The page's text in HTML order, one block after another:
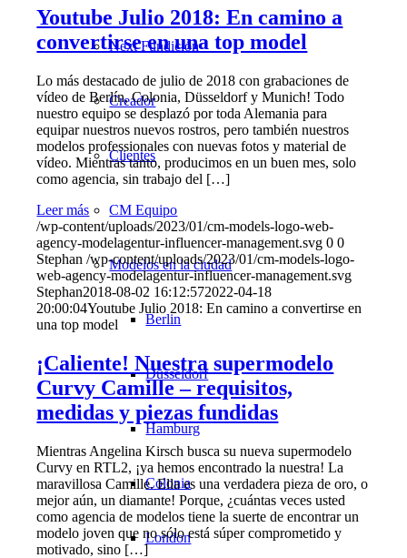
Next Fundición
Creador
Clientes
CM Equipo
Modelos en la ciudad
Berlin
Düsseldorf
Hamburg
Colonia
London
Youtube Julio 2018: En camino a
convertirse en una top model
Lo más destacado de julio de 2018 con grabaciones de
vídeo de Berlín, Colonia, Düsseldorf y Munich! Todo
nuestro equipo se desplazó por toda Alemania para
equipar nuestros nuevos rostros, pero también nuestros
modelos professionales con nuevas fotos y material de
vídeo. Mientras tanto, producimos en un buen mes, solo
como agencia, sin trabajo del […]
Leer más
/wp-content/uploads/2023/01/cm-models-logo-web-
agency-modelagentur-influencer-management.svg 0 0
Stephan /wp-content/uploads/2023/01/cm-models-logo-
web-agency-modelagentur-influencer-management.svg
Stephan2018-08-02 16:12:572022-04-18
20:00:04Youtube Julio 2018: En camino a convertirse en
una top model
¡Caliente! Nuestra supermodelo
Curvy Camille – requisitos,
medidas y piezas fundidas
Mientras Angelina Kirsch busca su nueva supermodelo
Curvy en RTL2, ¡ya hemos encontrado la nuestra! La
maravillosa Camille. Ella es una verdadera pieza de oro, o
mejor aún, un diamante! Porque, ¿cuántas veces usted
como agencia de modelos tiene la suerte de encontrar un
modelo joven que no sólo está súper comprometido y
motivado, sino […]